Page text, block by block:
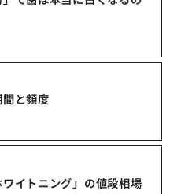
と頻度
イトニング」の値段相場